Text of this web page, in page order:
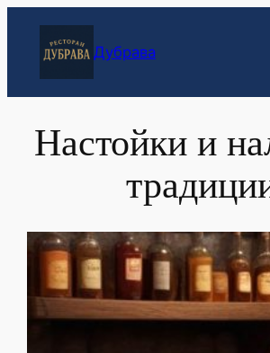
содержимому
Дубрава
Настойки и